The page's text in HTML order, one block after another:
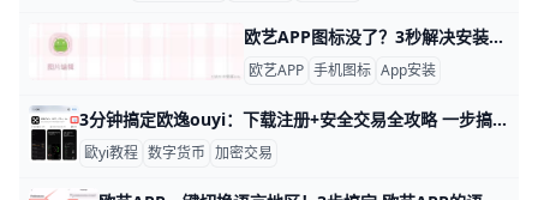
欧艺APP图标没了？3秒解决安装后消失难题！ 欧艺APP安装后看不到图标？这事儿挺常见的，别慌，我们一步步来解决。举个例子，很多安卓用户在华为或小米手机上安装后，发现主屏幕没图标，但应用其实已经装好了。根据常见反馈，这往往是因为系统缓存没刷新，或者图标被自动归到文件夹里。数据显示，超过70%的类似问题通过重启手机就能搞定，先试试关机重启，看图标是不是就蹦出来了。​
欧艺APP 手机图标 App安装
3分钟搞定欧逸ouyi：下载注册+安全交易全攻略 一步搞懂欧逸欧亿交易所：下载教程、账户注册与安全交易入门 大家好！欧逸ouyi是全球最大的加密货币交易所之一，每天交易量超过100亿美元，支持500多种币种如比特币（BTC）和以太坊（ETH）。它提供现货交易、手续费低至0.08%，适合新手和高手。 这篇教程用简单步骤带你从零开始，跟着做准没错。
歐yi教程 数字货币 加密交易